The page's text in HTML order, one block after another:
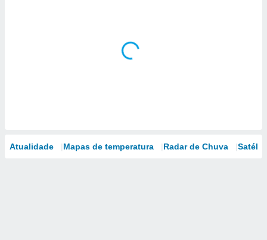
Atualidade Mapas de temperatura Radar de Chuva